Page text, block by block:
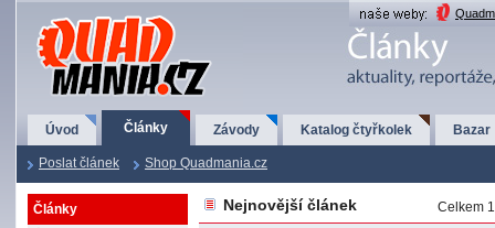
QuadMania.cz
Úvod Články Závody Katalog čtyřkolek Bazar
Poslat článek Shop Quadmania.cz
Články
Nejnovější článek Celkem